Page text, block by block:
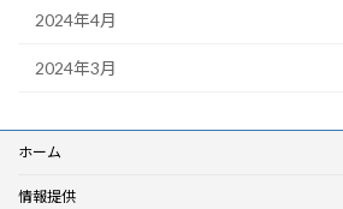
2024年4月
2024年3月
ホーム
情報提供